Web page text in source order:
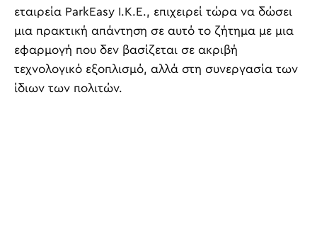
εταιρεία ParkEasy Ι.Κ.Ε., επιχειρεί τώρα να δώσει
μια πρακτική απάντηση σε αυτό το ζήτημα με μια
εφαρμογή που δεν βασίζεται σε ακριβή
τεχνολογικό εξοπλισμό, αλλά στη συνεργασία των
ίδιων των πολιτών.